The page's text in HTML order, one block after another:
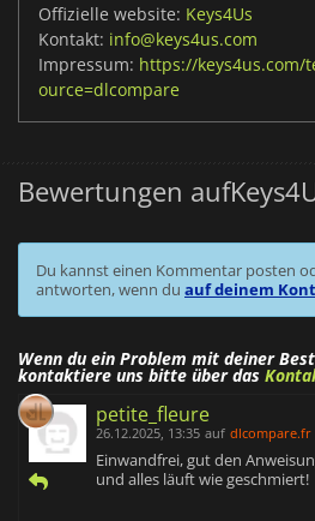
Offizielle website: Keys4Us
Kontakt: info@keys4us.com
Impressum: https://keys4us.com/
ource=dlcompare
Bewertungen
Du kannst einen Kommentar posten
antworten, wenn du auf deinem
Wenn du ein Problem mit deiner
kontaktiere uns bitte über das
petite_fleure
26.12.2025, 13:35 auf dlcompare.fr
Einwandfrei, gut den
und alles läuft wie geschmiert!